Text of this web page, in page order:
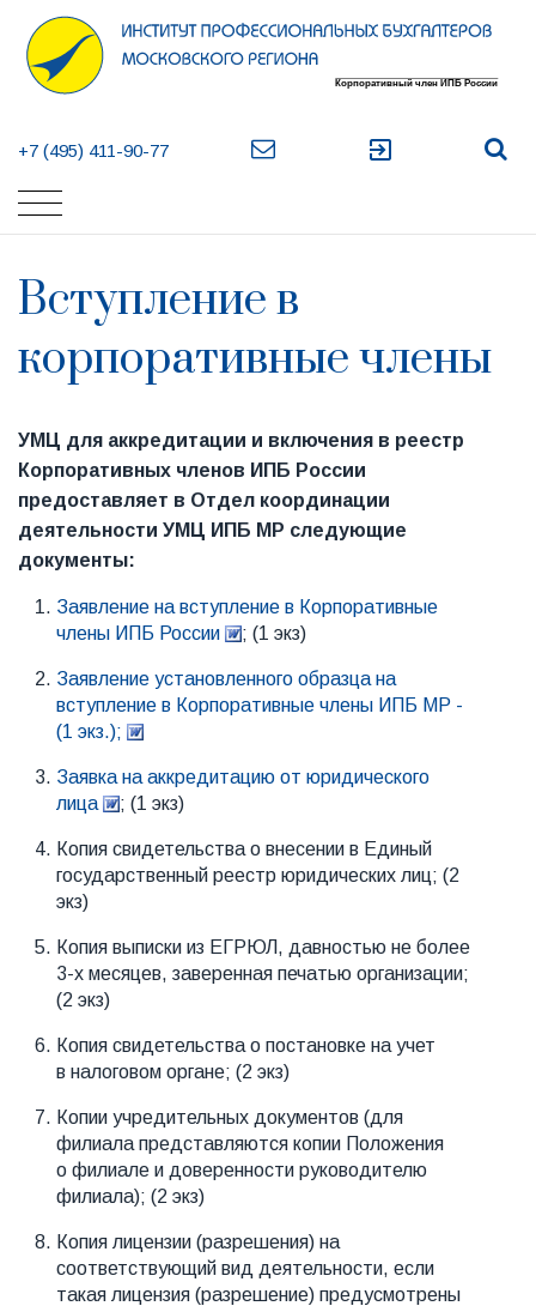
+7 (495) 411-90-77 exit_to_app
Вступление в
корпоративные члены
УМЦ для аккредитации и включения в реестр
Корпоративных членов ИПБ России
предоставляет в Отдел координации
деятельности УМЦ ИПБ МР следующие
документы:
Заявление на вступление в Корпоративные
члены ИПБ России
; (1 экз)
Заявление установленного образца на
вступление в Корпоративные члены ИПБ МР -
(1 экз.);
Заявка на аккредитацию от юридического
лица
; (1 экз)
Копия свидетельства о внесении в Единый
государственный реестр юридических лиц; (2
экз)
Копия выписки из ЕГРЮЛ, давностью не более
3-х месяцев, заверенная печатью организации;
(2 экз)
Копия свидетельства о постановке на учет
в налоговом органе; (2 экз)
Копии учредительных документов (для
филиала представляются копии Положения
о филиале и доверенности руководителю
филиала); (2 экз)
Копия лицензии (разрешения) на
соответствующий вид деятельности, если
такая лицензия (разрешение) предусмотрены